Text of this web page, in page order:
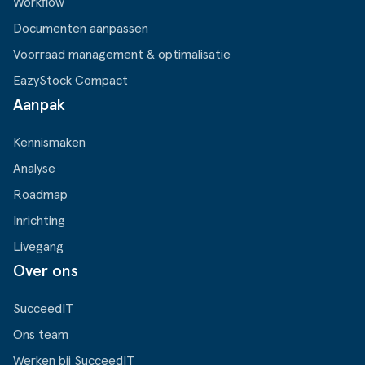
Documenten aanpassen
Voorraad management & optimalisatie
EazyStock Compact
Aanpak
Kennismaken
Analyse
Roadmap
Inrichting
Livegang
Over ons
SucceedIT
Ons team
Werken bij SucceedIT